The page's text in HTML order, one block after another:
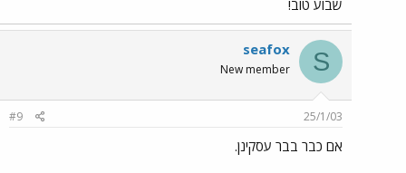
שבוע טוב!
S
seafox
New member
25/1/03
#9
אם כבר בבר עסקינן.